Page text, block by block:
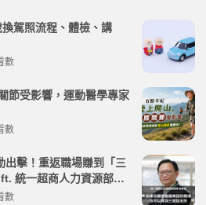
換駕照流程、體檢、講
數
節受影響，運動醫學專家
數
出擊！重返職場賺到「三
統一超商人力資源部經
AI 點亮第二人生 EP279
數